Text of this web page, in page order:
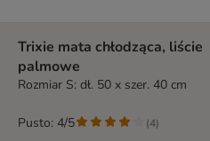
Trixie mata chłodząca, liście
palmowe
Rozmiar S: dł. 50 x szer. 40 cm
Pusto: 4/5 (4)